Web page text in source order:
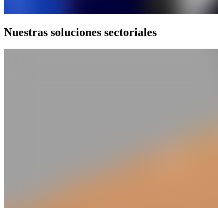
Nuestras soluciones sectoriales